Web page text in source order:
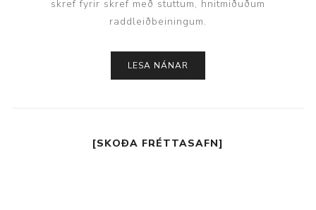
skref fyrir skref með stuttum, hnitmiðuðum
raddleiðbeiningum.
LESA NÁNAR
[SKOÐA FRÉTTASAFN]